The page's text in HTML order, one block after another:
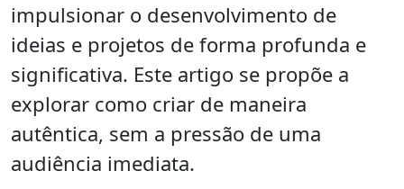
impulsionar o desenvolvimento de
ideias e projetos de forma profunda e
significativa. Este artigo se propõe a
explorar como criar de maneira
autêntica, sem a pressão de uma
audiência imediata.